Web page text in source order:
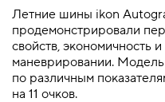
Летние шины ikon
продемонстрировали
свойств, экономичность
маневрировании.
по различным
на 11 очков.